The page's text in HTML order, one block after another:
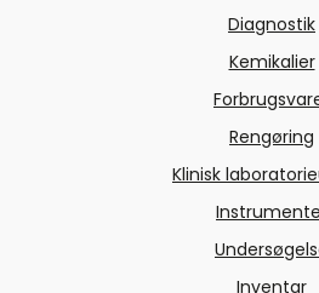
Diagnostik
Kemikalier
Rengøring
Klinisk
Inventar